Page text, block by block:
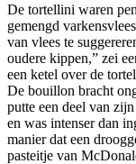
De tortellini waren
gemengd
van vlees te
oudere kippen,” zei
een ketel over de
De bouillon bracht
putte een deel van
en was intenser dan
manier dat een
pasteitje van